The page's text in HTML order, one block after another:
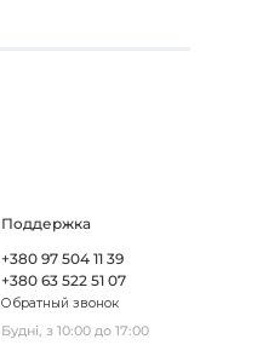
Поддержка
+380 97 504 11 39
+380 63 522 51 07
Обратный звонок
Будні, з 10:00 до 17:00